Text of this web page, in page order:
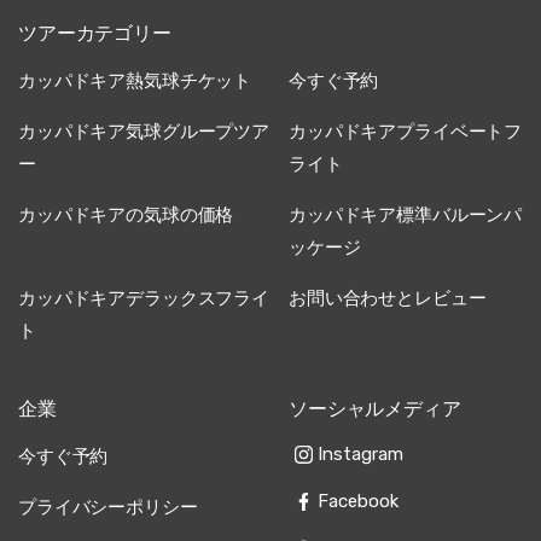
ツアーカテゴリー
カッパドキア熱気球チケット 今すぐ予約
カッパドキア気球グループツア
ー
カッパドキアプライベートフ
ライト
カッパドキアの気球の価格
カッパドキア標準バルーンパ
ッケージ
カッパドキアデラックスフライ
ト
お問い合わせとレビュー
企業
今すぐ予約
プライバシーポリシー
ソーシャルメディア
Instagram
Facebook